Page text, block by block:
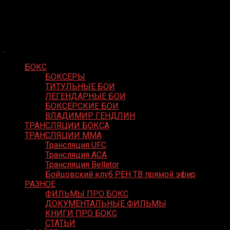
БОКС
БОКСЕРЫ
ТИТУЛЬНЫЕ БОИ
ЛЕГЕНДАРНЫЕ БОИ
БОКСЕРСКИЕ БОИ
ВЛАДИМИР ГЕНДЛИН
ТРАНСЛЯЦИИ БОКСА
ТРАНСЛЯЦИИ MMA
Трансляция UFC
Трансляция ACA
Трансляция Bellator
Бойцовский клуб РЕН ТВ прямой эфир
РАЗНОЕ
ФИЛЬМЫ ПРО БОКС
ДОКУМЕНТАЛЬНЫЕ ФИЛЬМЫ
КНИГИ ПРО БОКС
СТАТЬИ